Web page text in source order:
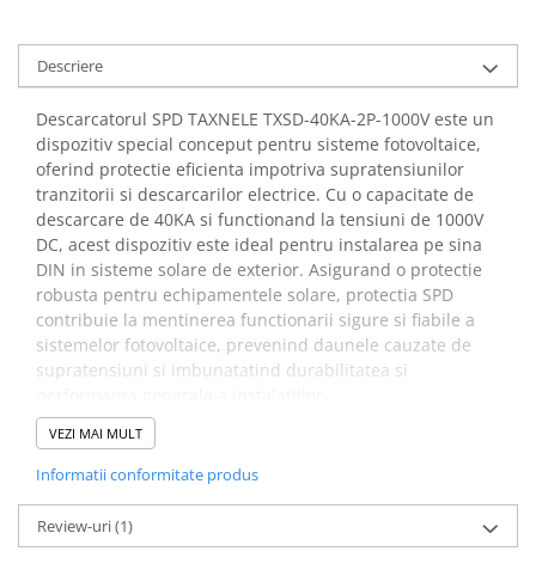
arc electric
Descarcatoare de Supratensiune
Contactoare
Blocuri de Distributie
Tablouri Electrice
Accesorii Tablouri Electrice
Stabilizatoare de Tensiune
Convertoare de Tensiune
Banda Izolatoare
Panouri Fotovoltaice
Intrerupatoare Smart
Prize Inteligente
Camere Supraveghere
Descriere
Descarcatorul SPD TAXNELE TXSD-40KA-2P-1000V este un
dispozitiv special conceput pentru sisteme fotovoltaice,
oferind protectie eficienta impotriva supratensiunilor
tranzitorii si descarcarilor electrice. Cu o capacitate de
descarcare de 40KA si functionand la tensiuni de 1000V
DC, acest dispozitiv este ideal pentru instalarea pe sina
DIN in sisteme solare de exterior. Asigurand o protectie
robusta pentru echipamentele solare, protectia SPD
contribuie la mentinerea functionarii sigure si fiabile a
sistemelor fotovoltaice, prevenind daunele cauzate de
supratensiuni si imbunatatind durabilitatea si
Beneficii protector la
supratensiune,
TAXNELE TXSD-40KA-2P-
VEZI MAI MULT
Informatii conformitate produs
Review-uri(1)